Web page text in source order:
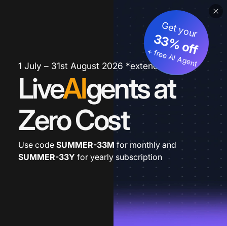
1 July – 31st August 2026 *extended
LiveAIgents at
Zero Cost
Get your
33% off
+ free AI Agent
Use code SUMMER-33M for monthly and
SUMMER-33Y for yearly subscription